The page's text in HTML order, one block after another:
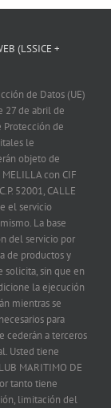
(LSSICE +
de Datos (UE)
27 de abril de
de
le
objeto de
con CIF
52001, CALLE
el servicio
La base
del servicio por
de productos y
solicita, sin que en
la ejecución
mientras se
para
cederán a terceros
Usted tiene
MARITIMO DE
tanto tiene
limitación del